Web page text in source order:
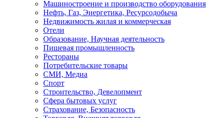
Машиностроение и производство оборудования
Нефть, Газ, Энергетика, Ресурсодобыча
Недвижимость жилая и коммерческая
Отели
Образование, Научная деятельность
Пишевая промышленность
Рестораны
Потребительские товары
СМИ, Медиа
Спорт
Строительство, Девелопмент
Сфера бытовых услуг
Страхование, Безопасность